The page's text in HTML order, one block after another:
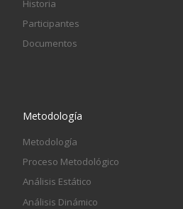
Historia
Participantes
Documentos
Metodología
Metodología
Proceso Metodológico
Análisis Estático
Análisis Dinámico